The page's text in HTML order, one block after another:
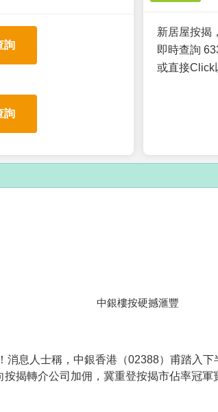
詢
詢
新居屋按揭
即時查詢
或直接Click
中銀樓按硬撼滙豐
消息人士稱，中銀香港（02388）甫踏入
按揭轉介公司加佣，冀重登按揭市佔率冠